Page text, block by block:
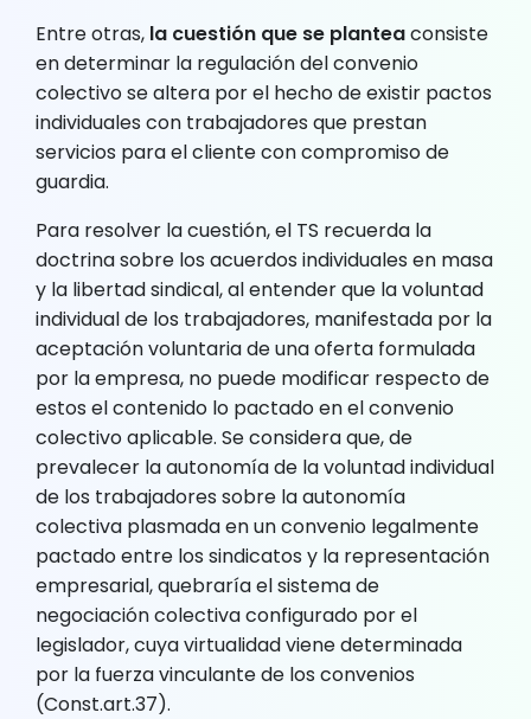
Entre otras, la cuestión que se planteaconsiste
en determinar la regulación del convenio
colectivo se altera por el hecho de existir pactos
individuales con trabajadores que prestan
servicios para el cliente con compromiso de
guardia.
Para resolver la cuestión, el TS recuerda la
doctrina sobre los acuerdos individuales en masa
y la libertad sindical, al entender que la voluntad
individual de los trabajadores, manifestada por la
aceptación voluntaria de una oferta formulada
por la empresa, no puede modificar respecto de
estos el contenido lo pactado en el convenio
colectivo aplicable. Se considera que, de
prevalecer la autonomía de la voluntad individual
de los trabajadores sobre la autonomía
colectiva plasmada en un convenio legalmente
pactado entre los sindicatos y la representación
empresarial, quebraría el sistema de
negociación colectiva configurado por el
legislador, cuya virtualidad viene determinada
por la fuerza vinculante de los convenios
(Const.art.37).